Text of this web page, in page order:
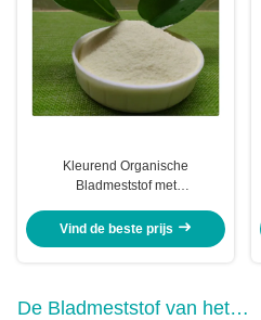
Kleurend Organische
Bladmeststof met
Methionine
Vind de beste prijs
De Bladmeststof van het